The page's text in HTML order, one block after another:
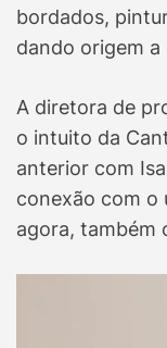
bordados,
dando origem
A diretora de
o intuito da
anterior com
conexão com o
agora, também